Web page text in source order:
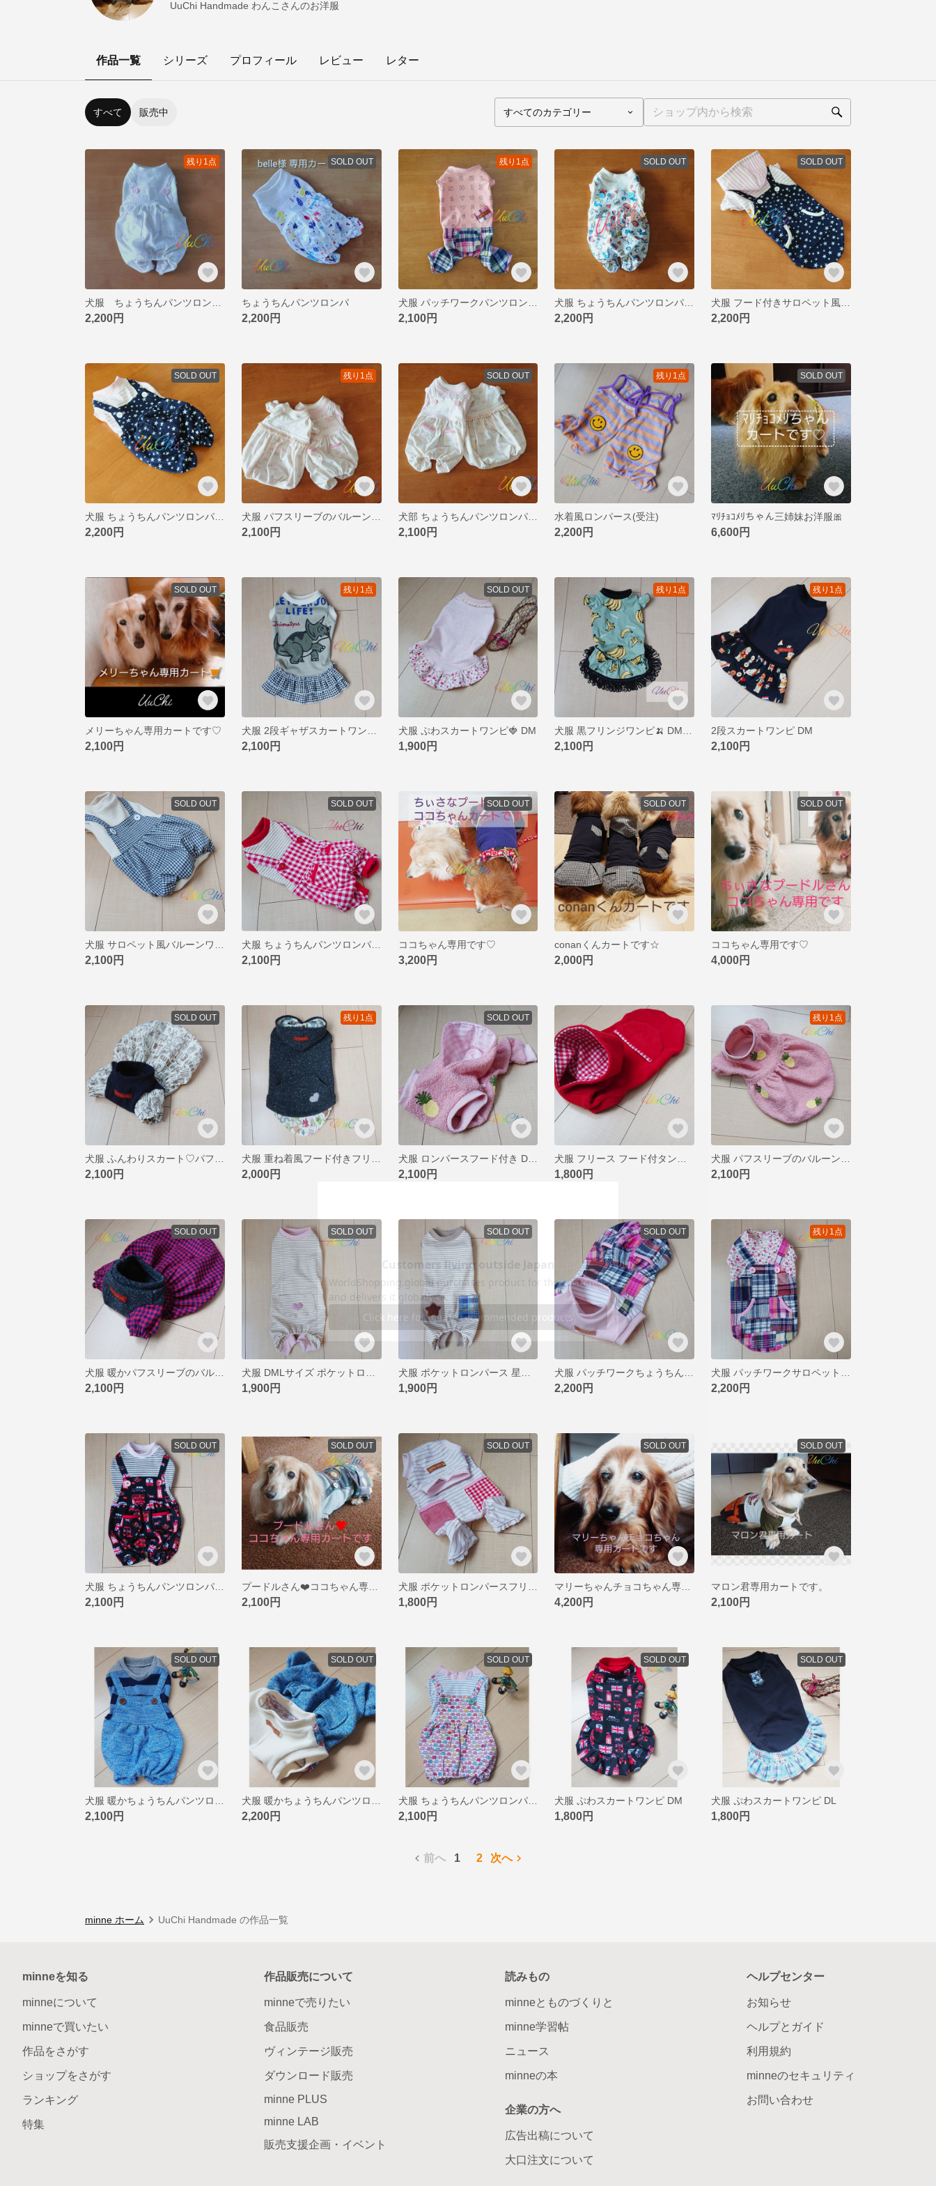
UuChi Handmade わんこさんのお洋服
作品一覧 シリーズ プロフィール レビュー レター
すべて 販売中
残り1点
2,200円
SOLD OUT
ちょうちんパンツロンパ
2,200円
残り1点
2,100円
SOLD OUT
2,200円
SOLD OUT
2,200円
SOLD OUT
2,200円
残り1点
2,100円
SOLD OUT
犬部 ちょうちんパンツロンパ 白 DM
2,100円
残り1点
水着風ロンパース(受注)
2,200円
SOLD OUT
ﾏﾘﾁｮｺﾒﾘちゃん三姉妹お洋服🎀
6,600円
SOLD OUT
メリーちゃん専用カートです♡
2,100円
残り1点
2,100円
SOLD OUT
犬服 ぷわスカートワンピ🍓 DM
1,900円
残り1点
2,100円
残り1点
2段スカートワンピ DM
2,100円
SOLD OUT
2,100円
SOLD OUT
犬服 ちょうちんパンツロンパ チェック赤 DM
2,100円
SOLD OUT
ココちゃん専用です♡
3,200円
SOLD OUT
conanくんカートです☆
2,000円
SOLD OUT
ココちゃん専用です♡
4,000円
SOLD OUT
2,100円
残り1点
2,000円
SOLD OUT
犬服 ロンパースフード付き DML
2,100円 1,800円
残り1点
2,100円
SOLD OUT
2,100円
SOLD OUT
1,900円
SOLD OUT
1,900円
SOLD OUT
2,200円
残り1点
2,200円
SOLD OUT
2,100円
SOLD OUT
プードルさん❤️ココちゃん専用カートです。
2,100円
SOLD OUT
1,800円
SOLD OUT
4,200円
SOLD OUT
マロン君専用カートです。
2,100円
SOLD OUT
2,100円
SOLD OUT
2,200円
SOLD OUT
犬服 ちょうちんパンツロンパ DM
2,100円
SOLD OUT
犬服 ぷわスカートワンピ DM
1,800円
SOLD OUT
犬服 ぷわスカートワンピ DL
1,800円
前へ 1 2 次へ
minne ホーム UuChi Handmade の作品一覧
minneを知る
minneについて
minneで買いたい
作品をさがす
ショップをさがす
ランキング
特集
作品販売について
minneで売りたい
食品販売
ヴィンテージ販売
ダウンロード販売
minne PLUS
minne LAB
販売支援企画・イベント
読みもの
minneとものづくりと
minne学習帖
ニュース
minneの本
企業の方へ
広告出稿について
大口注文について
ヘルプセンター
お知らせ
ヘルプとガイド
利用規約
minneのセキュリティ
お問い合わせ